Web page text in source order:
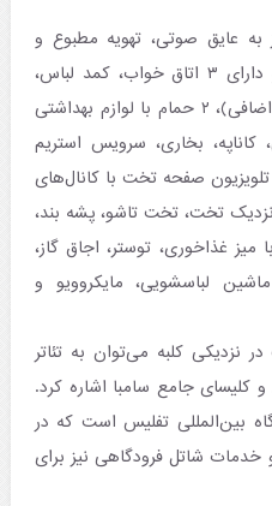
عایق صوتی، تهویه مطبوع و
کف‌پوش چوبی یا پارکت بوده و دارای ۳ اتاق خواب، کمد لباس،
حوله / ملحفه (با پرداخت هزینه اضافی)، ۲ حمام با لوازم بهداشتی
بخاری، سرویس استریم
صفحه تخت با کانال‌های
تخت، تخت تاشو، پشه بند،
میز غذاخوری، توستر، اجاق گاز،
لباسشویی، مایکروویو و
نزدیکی کلبه می‌توان به تئاتر
و کلیسای جامع سامبا اشاره کرد.
بین‌المللی تفلیس است که در
و خدمات شاتل فرودگاهی نیز برای